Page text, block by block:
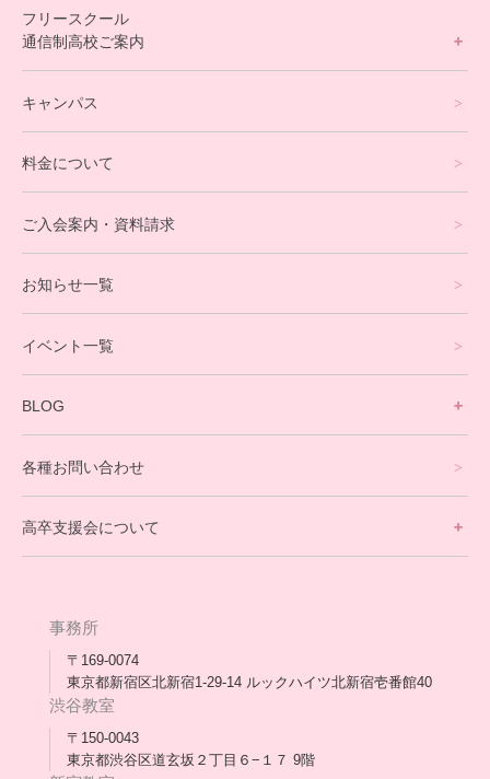
フリースクール
通信制高校ご案内
オンラインコース
eスポーツコース
就労支援コース
英会話・海外留学コース
寮生活サポート
卒業生の今
[家庭訪問カウンセリング]
キャンパス
料金について
ご入会案内・資料請求
お知らせ一覧
イベント一覧
BLOG
保護者交流だより一覧
会長コラム一覧
各種お問い合わせ
高卒支援会について
メディア出演
スタッフ紹介
事務所
〒169-0074
東京都新宿区北新宿1-29-14 ルックハイツ北新宿壱番館40
渋谷教室
〒150-0043
東京都渋谷区道玄坂２丁目６−１７ 9階